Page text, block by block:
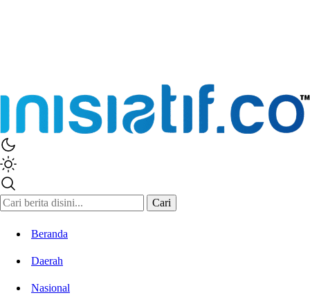
Cari
Beranda
Daerah
Nasional